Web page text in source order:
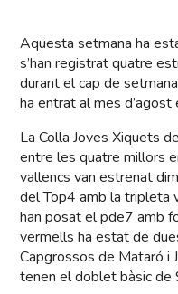
Aquesta setmana ha
s’han registrat quatre
durant el cap de
ha entrat al mes
La Colla Joves Xiquets
entre les quatre millors
vallencs van estrenat
del Top4 amb la tripleta
han posat el pde7 amb
vermells ha estat de
Capgrossos de Mataró i
tenen el doblet bàsic de